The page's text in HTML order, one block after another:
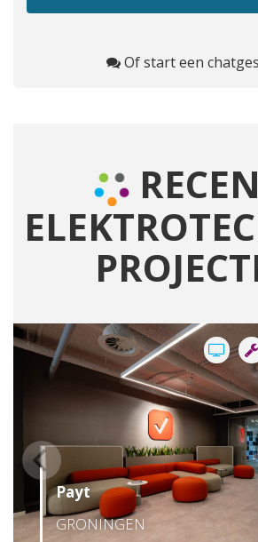
Of start een
Payt
GRONINGEN